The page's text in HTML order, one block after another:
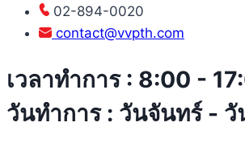
02-894-0020
contact@vvpth.com
เวลาทำการ : 8:00 -
วันทำการ : วันจันทร์ - วั